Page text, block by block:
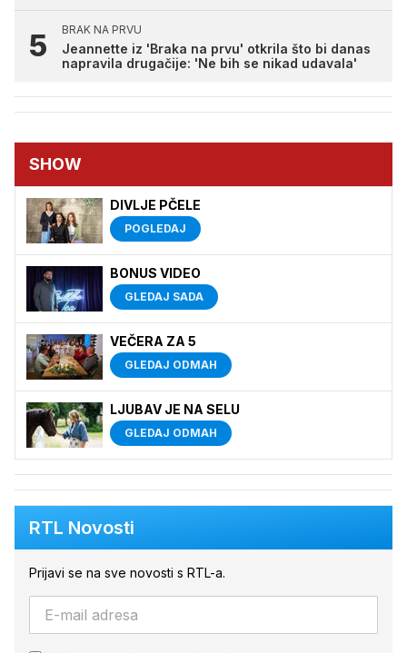
BRAK NA PRVU
Jeannette iz 'Braka na prvu' otkrila što bi danas
napravila drugačije: 'Ne bih se nikad udavala'
SHOW
DIVLJE PČELE
POGLEDAJ
BONUS VIDEO
GLEDAJ SADA
VEČERA ZA 5
GLEDAJ ODMAH
LJUBAV JE NA SELU
GLEDAJ ODMAH
RTL Novosti
Prijavi se na sve novosti s RTL-a.